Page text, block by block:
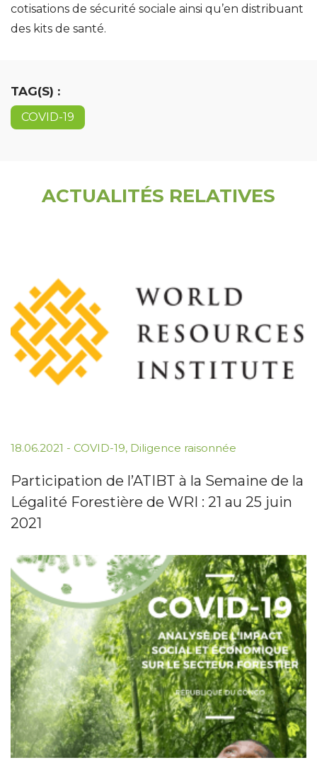
cotisations de sécurité sociale ainsi qu’en distribuant
des kits de santé.
TAG(S) :
COVID-19
ACTUALITÉS RELATIVES
18.06.2021 - COVID-19, Diligence raisonnée
Participation de l’ATIBT à la Semaine de la
Légalité Forestière de WRI : 21 au 25 juin
2021